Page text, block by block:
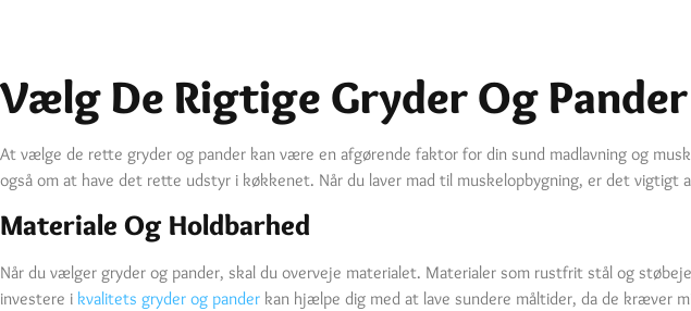
Vælg De Rigtige Gryder Og
At vælge de rette gryder og pander kan være en afgørende faktor for din sund madlavning og
også om at have det rette udstyr i køkkenet. Når du laver mad til muskelopbygning, er det
Materiale Og Holdbarhed
Når du vælger gryder og pander, skal du overveje materialet. Materialer som rustfrit stål og
investere i kvalitets gryder og pander kan hjælpe dig med at lave sundere måltider, da de kræver